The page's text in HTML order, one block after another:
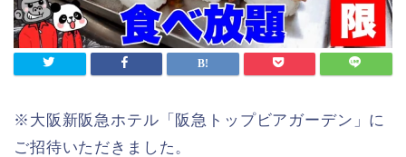
※大阪新阪急ホテル「阪急トップビアガーデン」に
ご招待いただきました。